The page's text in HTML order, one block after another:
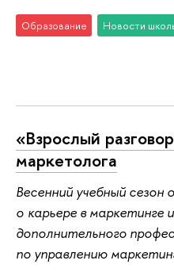
Образование Новости
«Взрослый
маркетолога
Весенний учебный сезон
о карьере в маркетинге
дополнительного
по управлению